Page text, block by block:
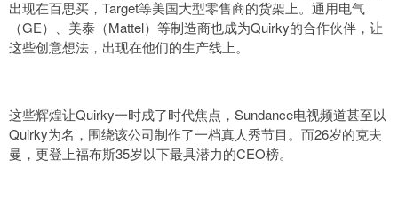
出现在百思买，Target等美国大型零售商的货架上。通用电气
（GE）、美泰（Mattel）等制造商也成为Quirky的合作伙伴，让
这些创意想法，出现在他们的生产线上。
这些辉煌让Quirky一时成了时代焦点，Sundance电视频道甚至以
Quirky为名，围绕该公司制作了一档真人秀节目。而26岁的克夫
曼，更登上福布斯35岁以下最具潜力的CEO榜。